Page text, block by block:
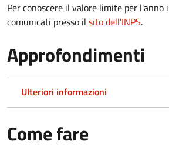
Per conoscere il valore limite per l'anno
comunicati presso il sito dell'INPS.
Approfondimenti
Ulteriori informazioni
Come fare